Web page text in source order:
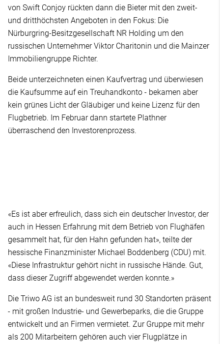
von Swift Conjoy rückten dann die Bieter mit den zweit-
und dritthöchsten Angeboten in den Fokus: Die
Nürburgring-Besitzgesellschaft NR Holding um den
russischen Unternehmer Viktor Charitonin und die Mainzer
Immobiliengruppe Richter.
Beide unterzeichneten einen Kaufvertrag und überwiesen
die Kaufsumme auf ein Treuhandkonto - bekamen aber
kein grünes Licht der Gläubiger und keine Lizenz für den
Flugbetrieb. Im Februar dann startete Plathner
überraschend den Investorenprozess.
«Es ist aber erfreulich, dass sich ein deutscher Investor, der
auch in Hessen Erfahrung mit dem Betrieb von Flughäfen
gesammelt hat, für den Hahn gefunden hat», teilte der
hessische Finanzminister Michael Boddenberg (CDU) mit.
«Diese Infrastruktur gehört nicht in russische Hände. Gut,
dass dieser Zugriff abgewendet werden konnte.»
Die Triwo AG ist an bundesweit rund 30 Standorten präsent
- mit großen Industrie- und Gewerbeparks, die die Gruppe
entwickelt und an Firmen vermietet. Zur Gruppe mit mehr
als 200 Mitarbeitern gehören auch vier Flugplätze in